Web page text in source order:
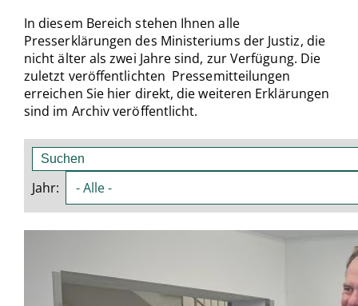
In diesem Bereich stehen Ihnen alle
Presserklärungen des Ministeriums der Justiz, die
nicht älter als zwei Jahre sind, zur Verfügung. Die
zuletzt veröffentlichten Pressemitteilungen
erreichen Sie hier direkt, die weiteren Erklärungen
sind im Archiv veröffentlicht.
Jahr
Suche